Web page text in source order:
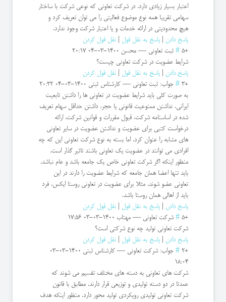
اعتبار بسیار زیادی دارد. در شرکت تعاونی که نوعی شرکت با ساختار
سهامی تقریبا همه نوع موضوع فعالیتی را می توان تعریف کرد و
هیچ محدودیتی در ارائه خدمات و یا اعتبار شرکت وجود ندارد.
پاسخ دادن
پاسخ به نقل قول
نقل قول کردن
+5
# ثبت تعاونی — محسن 1400-03-04 20:17
شرایط عضویت در شرکت تعاونی چیست؟
پاسخ دادن
پاسخ به نقل قول
نقل قول کردن
+3
# جواب: ثبت تعاونی — کارشناس ثبتی 1400-03-04 20:22
به صورت کلی باید شرایط عضویت در تعاونی ها را داشتن تابعیت
ایرانی، نداشتن ممنوعیت قانونی یا حجر، داشتن حداقل سهام تعریف
شده در اساسنامه شرکت، قبول مقررات و قوانین شرکت، ارائه
درخواست کتبی برای عضویت و نداشتن عضویت در سایر تعاونی
های مشابه را عنوان کرد. اما بسته به نوع شرکت تعاونی این که چه
افرادی می توانند در عضویت یک تعاونی باشند تاثیر گذار است.
منظور اینکه اگر شرکت تعاونی خاص یک جامعه باشد و عام نباشد،
باید تنها اعضا همان جامعه که شرایط عضویت را دارند در این
تعاونی عضو شوند. مثلا برای عضویت در تعاونی روستا ایکس، فرد
باید از اهالی همان روستا باشد.
پاسخ دادن
پاسخ به نقل قول
نقل قول کردن
+5
# شرکت تعاونی — مهتاب 1400-03-03 17:56
شرکت تعاونی تولید چه نوع شرکتی است؟
پاسخ دادن
پاسخ به نقل قول
نقل قول کردن
+2
# جواب: شرکت تعاونی — کارشناس ثبتی
1400-03-03
18:04
شرکت های تعاونی به دسته های مختلف تقسیم می شوند که
عمدتا در دو دسته تولیدی و توزیعی قرار دارند. مطابق با قانون
شرکت تعاونی تولیدی رویکردی تولید محور دارد. منظور اینکه هدف